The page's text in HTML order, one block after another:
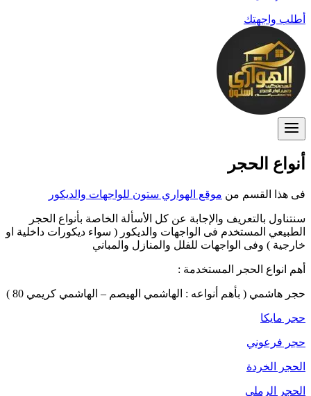
أطلب واجهتك
أنواع الحجر
فى هذا القسم من موقع الهواري ستون للواجهات والديكور
سنتناول بالتعريف والإجابة عن كل الأسألة الخاصة بأنواع الحجر
الطبيعي المستخدم فى الواجهات والديكور ( سواء ديكورات داخلية او
خارجية ) وفى الواجهات للفلل والمنازل والمباني
أهم انواع الحجر المستخدمة :
حجر هاشمي ( بأهم أنواعه : الهاشمي الهيصم – الهاشمي كريمي 80 )
حجر مايكا
حجر فرعوني
الحجر الخردة
الحجر الرملي